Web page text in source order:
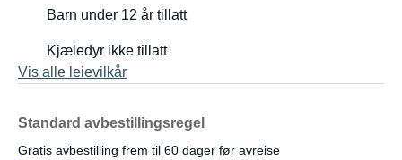
Barn under 12 år tillatt
Kjæledyr ikke tillatt
Vis alle leievilkår
Standard avbestillingsregel
Gratis avbestilling frem til 60 dager før avreise